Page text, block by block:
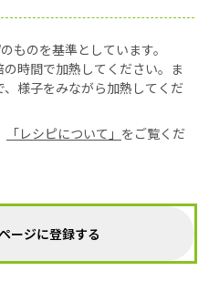
ものを基準としています。
時間で加熱してください。ま
様子をみながら加熱してくだ
「レシピについて」 をご覧くだ
ージに登録する